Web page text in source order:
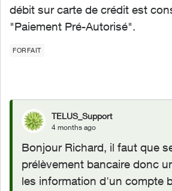
débit sur carte de crédit est
"Paiement Pré-Autorisé".
FORFAIT
TELUS_Support
4 months ago
Bonjour Richard, il faut que
prélèvement bancaire donc
les information d'un compte